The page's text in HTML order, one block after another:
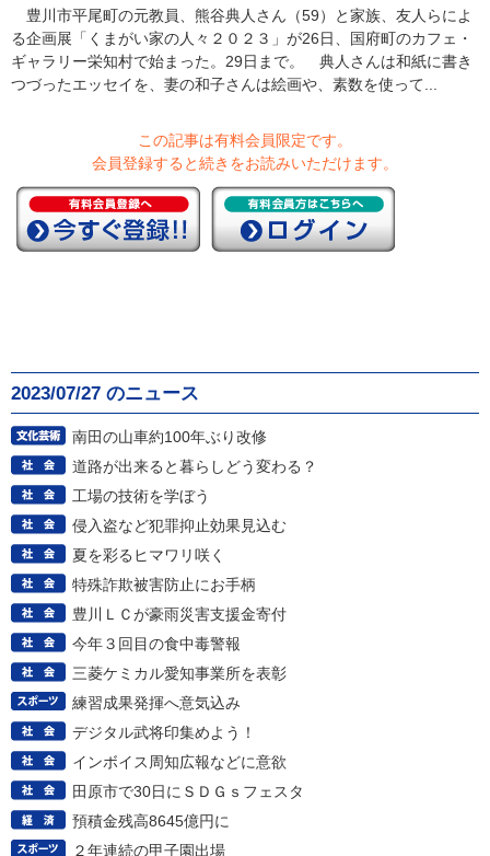
豊川市平尾町の元教員、熊谷典人さん（59）と家族、友人らによ
る企画展「くまがい家の人々２０２３」が26日、国府町のカフェ・
ギャラリー栄知村で始まった。29日まで。 典人さんは和紙に書き
つづったエッセイを、妻の和子さんは絵画や、素数を使って...
この記事は有料会員限定です。
会員登録すると続きをお読みいただけます。
2023/07/27 のニュース
南田の山車約100年ぶり改修
道路が出来ると暮らしどう変わる？
工場の技術を学ぼう
侵入盗など犯罪抑止効果見込む
夏を彩るヒマワリ咲く
特殊詐欺被害防止にお手柄
豊川ＬＣが豪雨災害支援金寄付
今年３回目の食中毒警報
三菱ケミカル愛知事業所を表彰
練習成果発揮へ意気込み
デジタル武将印集めよう！
インボイス周知広報などに意欲
田原市で30日にＳＤＧｓフェスタ
預積金残高8645億円に
２年連続の甲子園出場